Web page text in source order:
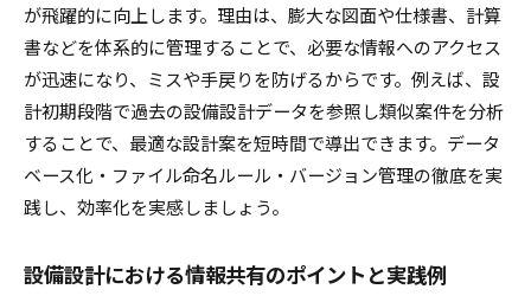
建築設備設計基準pdf版の利便性と利用法
設備設計データ活用で基準遵守を徹底するコツ
基準のダウンロード情報と設備設計現場の活用
例
建築設備設計基準の資料を活かす方法
建築設備設計基準の資料を読み解く設備設計の
設備設計で役立つ基準資料の入手と運用方法
が飛躍的に向上します。理由は、膨大な図面や仕様書、計算
書などを体系的に管理することで、必要な情報へのアクセス
が迅速になり、ミスや手戻りを防げるからです。例えば、設
計初期段階で過去の設備設計データを参照し類似案件を分析
することで、最適な設計案を短時間で導出できます。データ
ベース化・ファイル命名ルール・バージョン管理の徹底を実
践し、効率化を実感しましょう。
設備設計における情報共有のポイントと実践例